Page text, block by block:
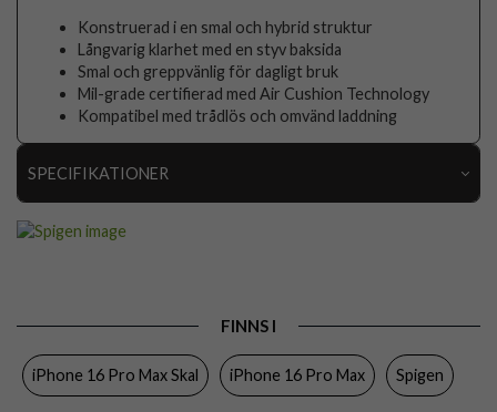
Konstruerad i en smal och hybrid struktur
Långvarig klarhet med en styv baksida
Smal och greppvänlig för dagligt bruk
Mil-grade certifierad med Air Cushion Technology
Kompatibel med trådlös och omvänd laddning
SPECIFIKATIONER
Trådlös laddning-kompatibel
Färg Genomskinlig, Svart
FINNS I
iPhone 16 Pro Max Skal iPhone 16 Pro Max Spigen